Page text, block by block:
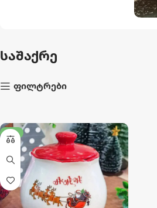
44 პროდუქტი
საშაქრე
ფილტრები
-21%